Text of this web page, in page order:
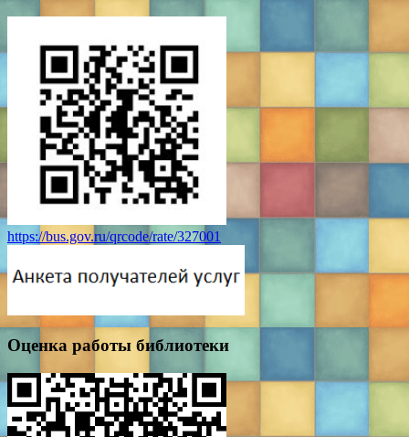
https://bus.gov.ru/qrcode/rate/327001
Оценка работы библиотеки